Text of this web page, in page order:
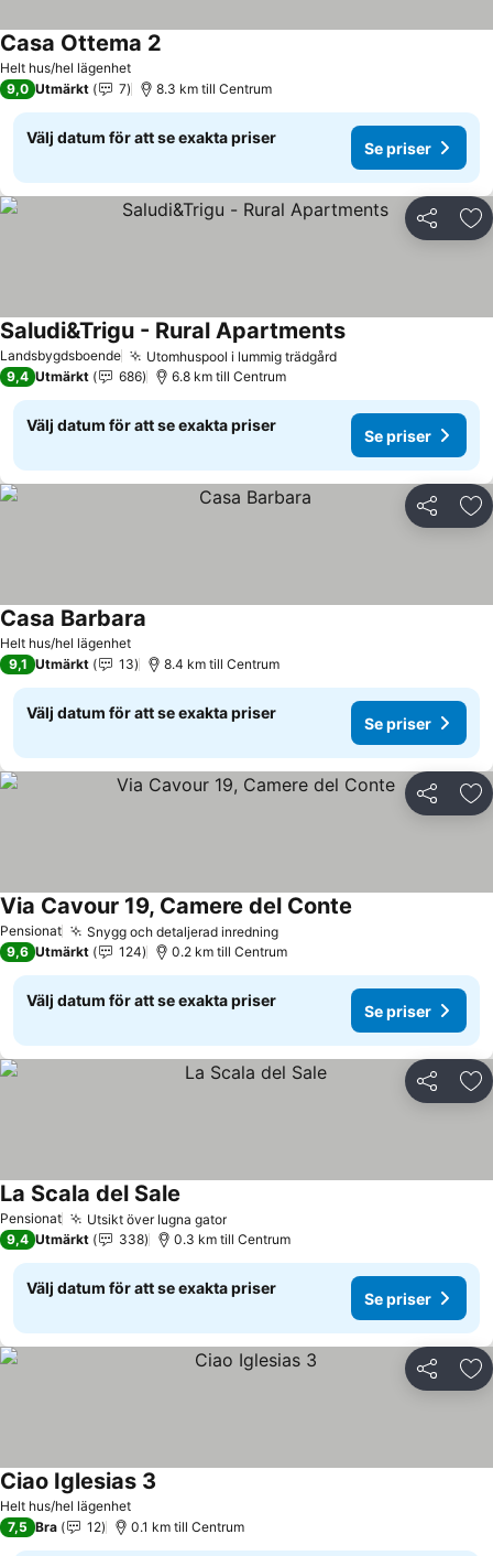
Helt hus/hel lägenhet
Casa Ottema 2
9,0 Utmärkt 7 8.3 km till Centrum
Välj datum för att se exakta priser
Se priser
Dela
Landsbygdsboende Utomhuspool i lummig trädgårdSe priser
Saludi&Trigu - Rural ApartmentsSe priser
9,4 Utmärkt 686 6.8 km till Centrum
Välj datum för att se exakta priser
Se priser
Dela
Helt hus/hel lägenhet
Casa Barbara
9,1 Utmärkt 13 8.4 km till Centrum
Välj datum för att se exakta priser
Se priser
Dela
Pensionat Snygg och detaljerad inredningSe priser
Via Cavour 19, Camere del Conte
9,6 Utmärkt 124 0.2 km till Centrum
Välj datum för att se exakta priser
Se priser
Dela
Pensionat Utsikt över lugna gatorSe priser
La Scala del Sale
9,4 Utmärkt 338 0.3 km till Centrum
Välj datum för att se exakta priser
Se priser
Dela
Helt hus/hel lägenhet
Ciao Iglesias 3
7,5 Bra 12 0.1 km till Centrum